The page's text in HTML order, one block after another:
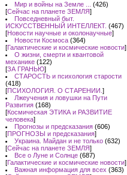
Мир и войны на Земле ...
(426)
[Сейчас на планете ЗЕМЛЯ]
Повседневный быт.
ИСКУССТВЕННЫЙ ИНТЕЛЛЕКТ. (467)
[Новости научные и околонаучные]
Новости Космоса (364)
[Галактические и космические новости]
О жизни, смерти и квантовой
механике (122)
[ЗА ГРАНЬЮ]
СТАРОСТЬ и психология старости
(418)
[ПСИХОЛОГИЯ. О СТАРЕНИИ. ]
Лжеучения и ловушки на Пути
Развития (168)
[Космическая ЭТИКА и РАЗВИТИЕ
человека]
Прогнозы и предсказания (606)
[ПРОГНОЗЫ и предсказания]
Украина. Майдан и не только (632)
[Сейчас на планете ЗЕМЛЯ]
Все о Луне и Солнце (687)
[Галактические и космические новости]
Важная информация для всех (363)